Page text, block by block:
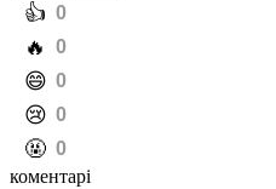
️👍 0
️🔥 0
️😄 0
️😢 0
️🤬 0
коментарі